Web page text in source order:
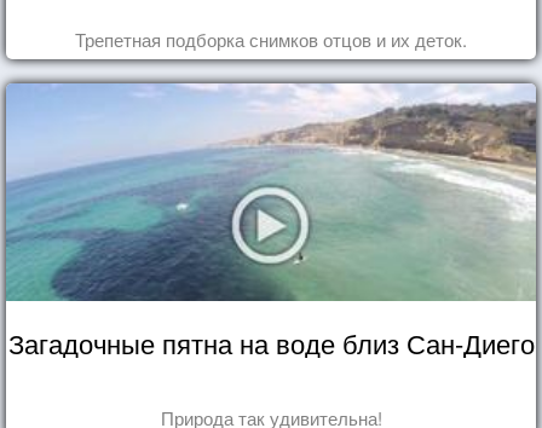
Трепетная подборка снимков отцов и их деток.
Загадочные пятна на воде близ Сан-Диего
Природа так удивительна!